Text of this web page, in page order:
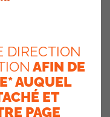
juillet
en juin
DIRECTION
AFIN DE
AUQUEL
ET
PAGE